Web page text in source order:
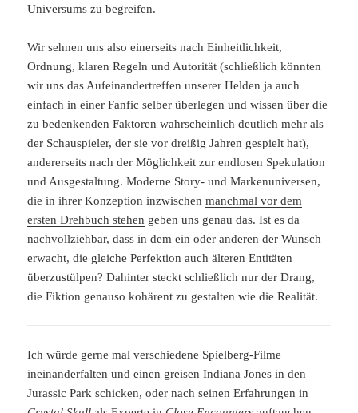
Universums zu begreifen.
Wir sehnen uns also einerseits nach Einheitlichkeit,
Ordnung, klaren Regeln und Autorität (schließlich könnten
wir uns das Aufeinandertreffen unserer Helden ja auch
einfach in einer Fanfic selber überlegen und wissen über die
zu bedenkenden Faktoren wahrscheinlich deutlich mehr als
der Schauspieler, der sie vor dreißig Jahren gespielt hat),
andererseits nach der Möglichkeit zur endlosen Spekulation
und Ausgestaltung. Moderne Story- und Markenuniversen,
die in ihrer Konzeption inzwischenmanchmal vor dem
ersten Drehbuch stehen geben uns genau das. Ist es da
nachvollziehbar, dass in dem ein oder anderen der Wunsch
erwacht, die gleiche Perfektion auch älteren Entitäten
überzustülpen? Dahinter steckt schließlich nur der Drang,
die Fiktion genauso kohärent zu gestalten wie die Realität.
Ich würde gerne mal verschiedene Spielberg-Filme
ineinanderfalten und einen greisen Indiana Jones in den
Jurassic Park schicken, oder nach seinen Erfahrungen in